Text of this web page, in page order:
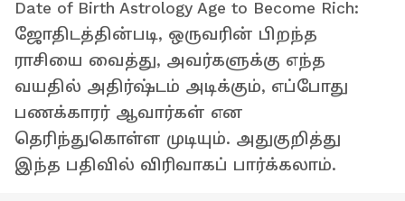
Date of Birth Astrology Age to Become Rich:
ஜோதிடத்தின்படி, ஒருவரின் பிறந்த
ராசியை வைத்து, அவர்களுக்கு எந்த
வயதில் அதிர்ஷ்டம் அடிக்கும், எப்போது
பணக்காரர் ஆவார்கள் என
தெரிந்துகொள்ள முடியும். அதுகுறித்து
இந்த பதிவில் விரிவாகப் பார்க்கலாம்.